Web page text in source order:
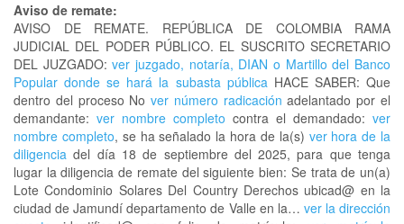
Aviso de remate:
AVISO DE REMATE. REPÚBLICA DE COLOMBIA RAMA
JUDICIAL DEL PODER PÚBLICO. EL SUSCRITO SECRETARIO
DEL JUZGADO: ver juzgado, notaría, DIAN o Martillo del Banco
Popular donde se hará la subasta públicaHACE SABER: Que
dentro del proceso Nover número radicación adelantado por el
demandante: ver nombre completo contra el demandado: ver
nombre completo, se ha señalado la hora de la(s) ver hora de la
diligencia del día 18 de septiembre del 2025, para que tenga
lugar la diligencia de remate del siguiente bien: Se trata de un(a)
Lote Condominio Solares Del Country Derechos ubicad@ en la
ciudad de Jamundí departamento de Valle en la… ver la dirección